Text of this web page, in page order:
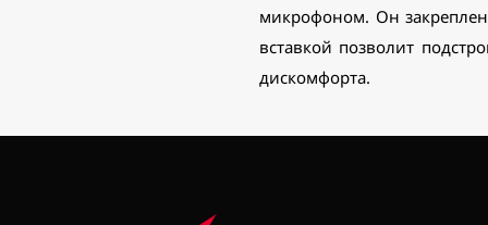
микрофоном. Он
вставкой позволит
дискомфорта.